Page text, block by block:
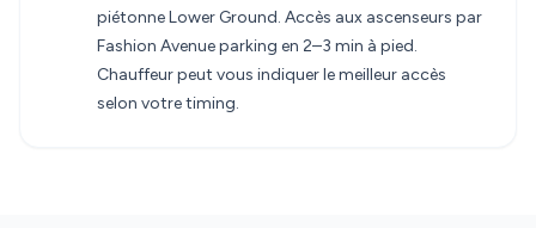
piétonne Lower Ground. Accès aux ascenseurs par
Fashion Avenue parking en 2–3 min à pied.
Chauffeur peut vous indiquer le meilleur accès
selon votre timing.